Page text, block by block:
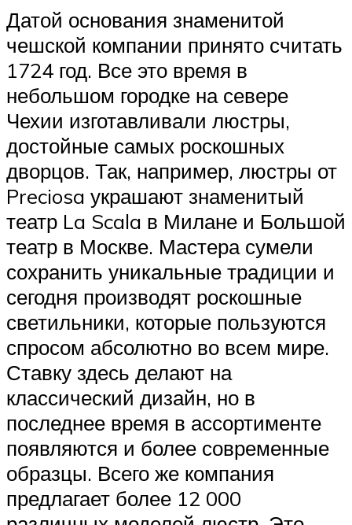
Датой основания знаменитой
чешской компании принято считать
1724 год. Все это время в
небольшом городке на севере
Чехии изготавливали люстры,
достойные самых роскошных
дворцов. Так, например, люстры от
Preciosa украшают знаменитый
театр La Scala в Милане и Большой
театр в Москве. Мастера сумели
сохранить уникальные традиции и
сегодня производят роскошные
светильники, которые пользуются
спросом абсолютно во всем мире.
Ставку здесь делают на
классический дизайн, но в
последнее время в ассортименте
появляются и более современные
образцы. Всего же компания
предлагает более 12 000